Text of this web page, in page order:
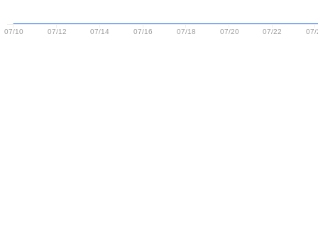
07/10 07/12 07/14 07/16 07/18 07/20 07/22 07/